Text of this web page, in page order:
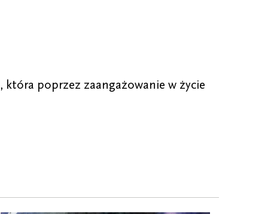
, która poprzez zaangażowanie w życie